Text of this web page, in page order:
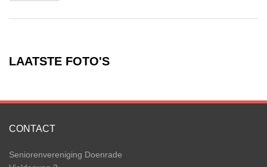
LAATSTE FOTO'S
CONTACT
Seniorenvereniging Doenrade